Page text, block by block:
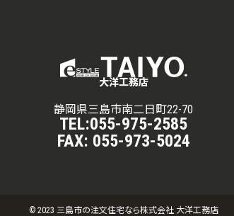
大洋工務店
静岡県三島市南二日町22-70
TEL:055-975-2585
FAX: 055-973-5024
© 2023 三島市の注文住宅なら株式会社 大洋工務店